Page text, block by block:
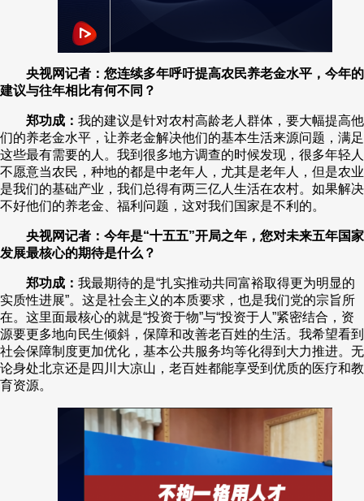
央视网记者：您连续多年呼吁提高农民养老金水平，今年的
建议与往年相比有何不同？
郑功成： 我的建议是针对农村高龄老人群体，要大幅提高他
们的养老金水平，让养老金解决他们的基本生活来源问题，满足
这些最有需要的人。我到很多地方调查的时候发现，很多年轻人
不愿意当农民，种地的都是中老年人，尤其是老年人，但是农业
是我们的基础产业，我们总得有两三亿人生活在农村。如果解决
不好他们的养老金、福利问题，这对我们国家是不利的。
央视网记者：今年是“十五五”开局之年，您对未来五年国家
发展最核心的期待是什么？
郑功成： 我最期待的是“扎实推动共同富裕取得更为明显的
实质性进展”。这是社会主义的本质要求，也是我们党的宗旨所
在。这里面最核心的就是“投资于物”与“投资于人”紧密结合，资
源要更多地向民生倾斜，保障和改善老百姓的生活。我希望看到
社会保障制度更加优化，基本公共服务均等化得到大力推进。无
论身处北京还是四川大凉山，老百姓都能享受到优质的医疗和教
育资源。